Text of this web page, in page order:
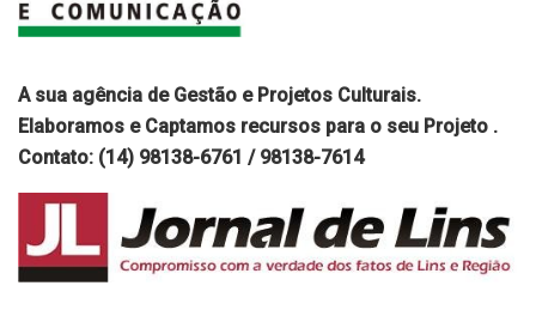
A sua agência de Gestão e Projetos Culturais.
Elaboramos e Captamos recursos para o seu Projeto .
Contato: (14) 98138-6761 / 98138-7614